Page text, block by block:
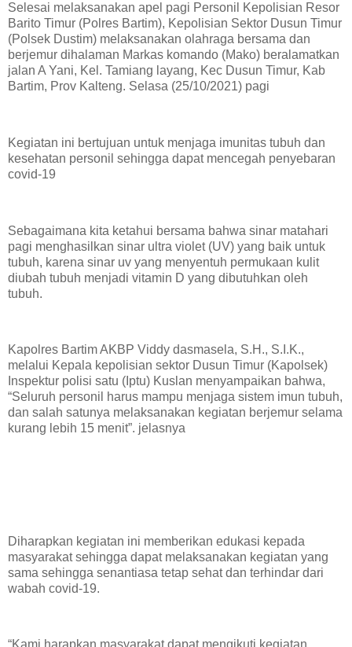
Selesai melaksanakan apel pagi Personil Kepolisian Resor
Barito Timur (Polres Bartim), Kepolisian Sektor Dusun Timur
(Polsek Dustim) melaksanakan olahraga bersama dan
berjemur dihalaman Markas komando (Mako) beralamatkan
jalan A Yani, Kel. Tamiang layang, Kec Dusun Timur, Kab
Bartim, Prov Kalteng. Selasa (25/10/2021) pagi
Kegiatan ini bertujuan untuk menjaga imunitas tubuh dan
kesehatan personil sehingga dapat mencegah penyebaran
covid-19
Sebagaimana kita ketahui bersama bahwa sinar matahari
pagi menghasilkan sinar ultra violet (UV) yang baik untuk
tubuh, karena sinar uv yang menyentuh permukaan kulit
diubah tubuh menjadi vitamin D yang dibutuhkan oleh
tubuh.
Kapolres Bartim AKBP Viddy dasmasela, S.H., S.I.K.,
melalui Kepala kepolisian sektor Dusun Timur (Kapolsek)
Inspektur polisi satu (Iptu) Kuslan menyampaikan bahwa,
“Seluruh personil harus mampu menjaga sistem imun tubuh,
dan salah satunya melaksanakan kegiatan berjemur selama
kurang lebih 15 menit”. jelasnya
Diharapkan kegiatan ini memberikan edukasi kepada
masyarakat sehingga dapat melaksanakan kegiatan yang
sama sehingga senantiasa tetap sehat dan terhindar dari
wabah covid-19.